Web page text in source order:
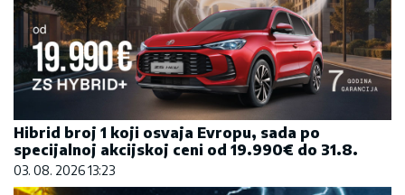
Hibrid broj 1 koji osvaja Evropu, sada po
specijalnoj akcijskoj ceni od 19.990€ do 31.8.
03. 08. 2026 13:23